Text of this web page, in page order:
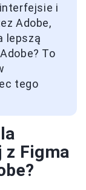
i
Adobe,
lepszą
To
tego
Figma